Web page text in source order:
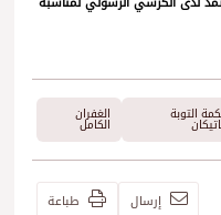
التوبة الغفران
الكامل
إرسال طباعة